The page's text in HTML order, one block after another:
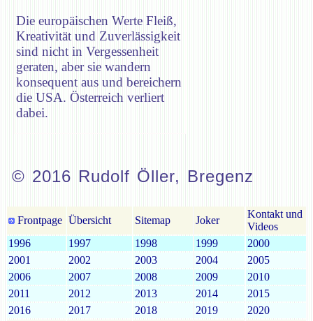
Die europäischen Werte Fleiß,
Kreativität und Zuverlässigkeit
sind nicht in Vergessenheit
geraten, aber sie wandern
konsequent aus und bereichern
die USA. Österreich verliert
dabei.
© 2016 Rudolf Öller, Bregenz
Frontpage Übersicht Sitemap Joker
Kontakt und
Videos
1996
1997 1998 1999
2000
2001
2002 2003 2004
2005
2006
2007 2008 2009
2010
2011
2012 2013 2014
2015
2016
2017 2018 2019 2020